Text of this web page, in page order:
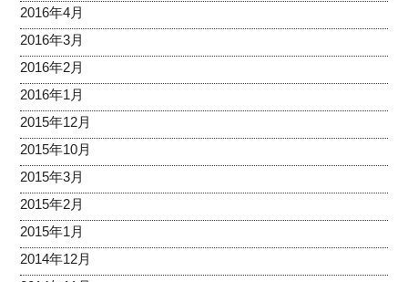
2016年4月
2016年3月
2016年2月
2016年1月
2015年12月
2015年10月
2015年3月
2015年2月
2015年1月
2014年12月